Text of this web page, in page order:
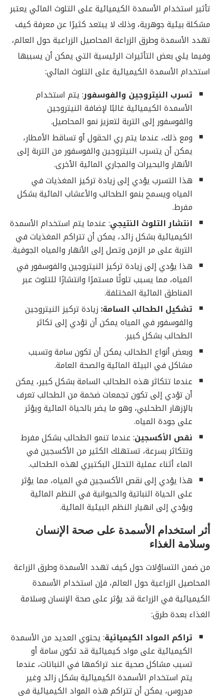
تأثير استخدام الأسمدة الكيميائية على التلوث المائي يعتبر
مشكلة بيئية جوهرية، وذلك لا يبتعد كثيرًا عن معرفة كيف
تهدد الأسمدة وطرق الزراعة المحاصيل الزراعية حول العالم،
وفيما يلي بعض التأثيرات الرئيسية التي يمكن أن يسببها
استخدام الأسمدة الكيميائية على التلوث المائي:
تسرب النيتروجين والفوسفور: يتم استخدام
الأسمدة الكيميائية غالبًا لإضافة النيتروجين
والفوسفور إلى التربة لتعزيز نمو المحاصيل.
ومع ذلك، عندما يتم ري الحقول أو تساقط الأمطار،
يمكن أن يتسرب النيتروجين والفوسفور من التربة إلى
الأنهار والبحيرات والمجاري المائية الأخرى.
هذا التسرب يؤدي إلى زيادة تركيز المغذيات في
المياه ويسمح بنمو الطحالب والأعشاب المائية بشكل
مفرط.
انتشار التلوث النتيجي: عندما يتم استخدام الأسمدة
الكيميائية بشكل زائد، يمكن أن تتراكم المغذيات في
التربة على مر الزمن وتصل إلى الأنهار والمياه الجوفية.
هذا يؤدي إلى زيادة تركيز النيتروجين والفوسفور في
المياه، مما يسبب تلوثًا مستمرًا وانتشارًا للتلوث عبر
المناطق المائية المختلفة.
تشكيل الطحالب السامة: زيادة تركيز النيتروجين
والفوسفور في المياه يمكن أن تؤدي إلى تكاثر
الطحالب بشكل كبير.
وبعض أنواع الطحالب يمكن أن تكون سامة وتسبب
مشاكل في البيئة المائية والصحة العامة.
عندما تتكاثر هذه الطحالب السامة بشكل كبير، يمكن
أن تؤدي إلى تكون تجمعات ضخمة من الطحالب تعرف
بالإزهار الطحلبي، وهو ما يضر بالحياة المائية ويؤثر
على جودة المياه.
نقص الأكسجين: عندما تنمو الطحالب بشكل مفرط
وتتكاثر بسرعة، تستهلك الكثير من الأكسجين في
الماء أثناء عملية التحلل البكتيري لهذه الطحالب.
هذا يؤدي إلى نقص الأكسجين في المياه، مما يؤثر
على الحياة النباتية والحيوانية في النظم المائية
ويؤدي إلى انهيار النظم البيئية المائية.
أثر استخدام الأسمدة على صحة الإنسان
وسلامة الغذاء
من ضمن التساؤلات حول كيف تهدد الأسمدة وطرق الزراعة
المحاصيل الزراعية حول العالم، فإن استخدام الأسمدة
الكيميائية في الزراعة قد يؤثر على صحة الإنسان وسلامة
الغذاء بعدة طرق:
تراكم المواد الكيميائية: يحتوي العديد من الأسمدة
الكيميائية على مواد كيميائية قد تكون سامة أو
تسبب مشاكل صحية عند تراكمها في النباتات، عندما
يتم استخدام الأسمدة الكيميائية بشكل زائد وغير
مدروس، يمكن أن تتراكم هذه المواد الكيميائية في